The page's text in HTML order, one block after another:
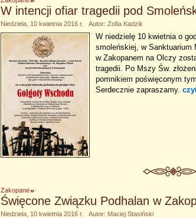
W intencji ofiar tragedii pod
Niedziela, 10 kwietnia 2016 r. Autor: Zofia Kadzik
W niedzielę 10 kwietnia o
smoleńskiej, w Sanktuarium
w Zakopanem na Olczy
tragedii. Po Mszy Św.
pomnikiem poświęconym
Serdecznie zapraszamy.
Zakopane
Święcone Związku Podhalan w
Niedziela, 10 kwietnia 2016 r. Autor: Maciej Stasiński